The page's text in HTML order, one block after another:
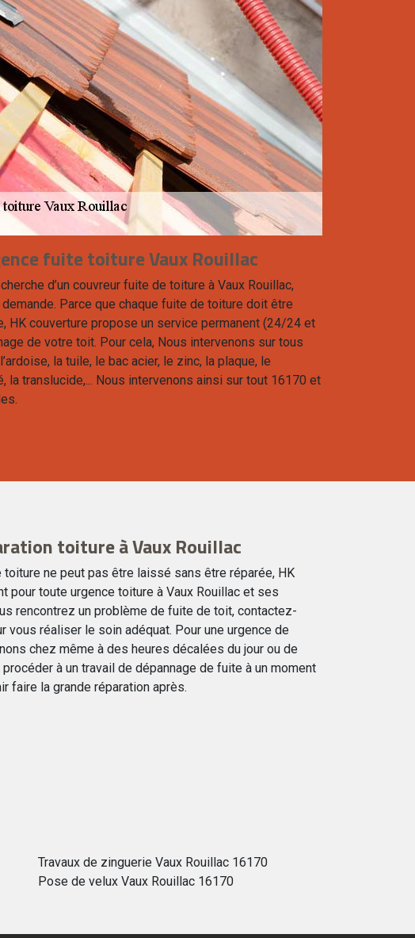
fuite toiture Vaux Rouillac
d’un couvreur fuite de toiture à Vaux Rouillac,
Parce que chaque fuite de toiture doit être
HK couverture propose un service permanent (24/24 et
de votre toit. Pour cela, Nous intervenons sur tous
la tuile, le bac acier, le zinc, la plaque, le
la translucide,... Nous intervenons ainsi sur tout 16170 et
toiture à Vaux Rouillac
toiture ne peut pas être laissé sans être réparée, HK
pour toute urgence toiture à Vaux Rouillac et ses
rencontrez un problème de fuite de toit, contactez-
vous réaliser le soin adéquat. Pour une urgence de
chez même à des heures décalées du jour ou de
à un travail de dépannage de fuite à un moment
faire la grande réparation après.
Travaux de zinguerie Vaux Rouillac 16170
Pose de velux Vaux Rouillac 16170